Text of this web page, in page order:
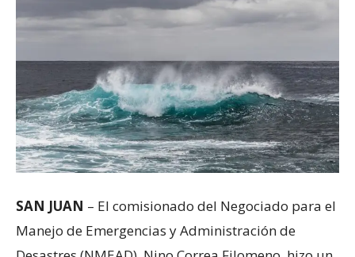
SAN JUAN – El comisionado del Negociado para el
Manejo de Emergencias y Administración de